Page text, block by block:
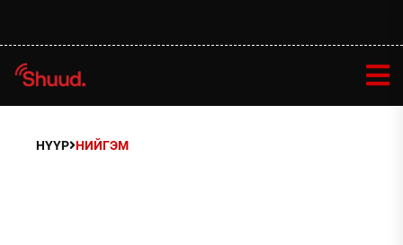
НҮҮР НИЙГЭМ